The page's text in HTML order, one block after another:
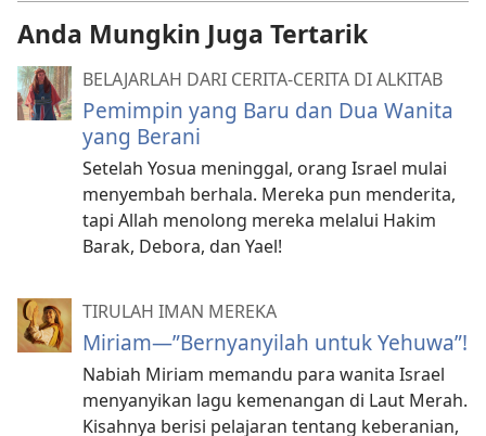
Anda Mungkin Juga Tertarik
BELAJARLAH DARI CERITA-CERITA DI ALKITAB
Pemimpin yang Baru dan Dua Wanita
yang Berani
Setelah Yosua meninggal, orang Israel mulai
menyembah berhala. Mereka pun menderita,
tapi Allah menolong mereka melalui Hakim
Barak, Debora, dan Yael!
TIRULAH IMAN MEREKA
Miriam​—”Bernyanyilah untuk Yehuwa”!
Nabiah Miriam memandu para wanita Israel
menyanyikan lagu kemenangan di Laut Merah.
Kisahnya berisi pelajaran tentang keberanian,